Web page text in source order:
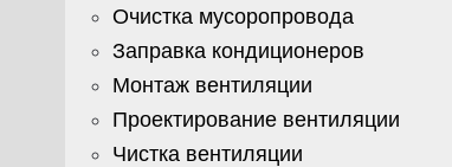
Очистка мусоропровода
Заправка кондиционеров
Монтаж вентиляции
Проектирование вентиляции
Чистка вентиляции